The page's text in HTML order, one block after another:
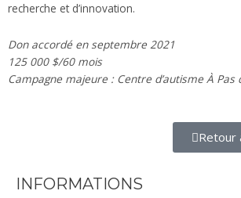
recherche et d’innovation.
Don accordé en septembre 2021
125 000 $/60 mois
Campagne majeure : Centre d’autisme À Pas
Retour
INFORMATIONS